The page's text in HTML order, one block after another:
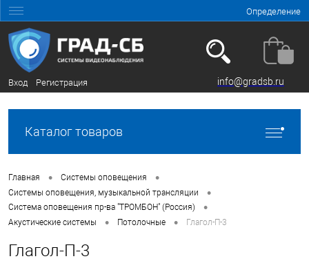
Определение
Вход Регистрация info@gradsb.ru
Каталог товаров
Главная • Системы оповещения •
Системы оповещения, музыкальной трансляции •
Система оповещения пр-ва "ТРОМБОН" (Россия) •
Акустические системы • Потолочные • Глагол-П-3
Глагол-П-3